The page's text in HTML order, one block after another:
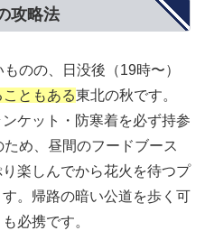
攻略法
のの、日没後（19時〜）
ともある東北の秋です。
ケット・防寒着を必ず持参
め、昼間のフードブース
楽しんでから花火を待つプ
。帰路の暗い公道を歩く可
必携です。